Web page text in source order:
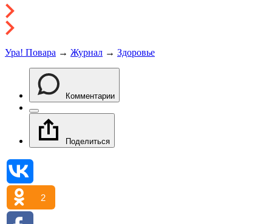
Ура! Повара → Журнал → Здоровье
Комментарии
Поделиться
2